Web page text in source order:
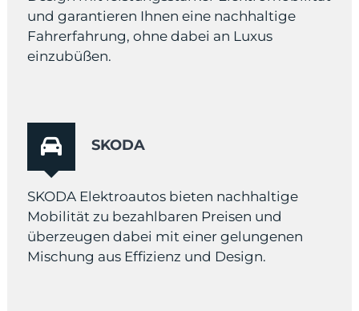
und garantieren Ihnen eine nachhaltige
Fahrerfahrung, ohne dabei an Luxus
einzubüßen.
SKODA
SKODA Elektroautos bieten nachhaltige
Mobilität zu bezahlbaren Preisen und
überzeugen dabei mit einer gelungenen
Mischung aus Effizienz und Design.